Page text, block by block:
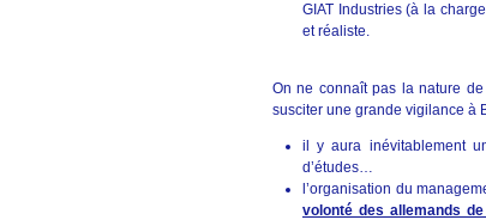
GIAT Industries (à la
et réaliste.
On ne connaît pas la nature de
susciter une grande vigilance à
il y aura inévitablement
d’études…
l’organisation du
volonté des allemands